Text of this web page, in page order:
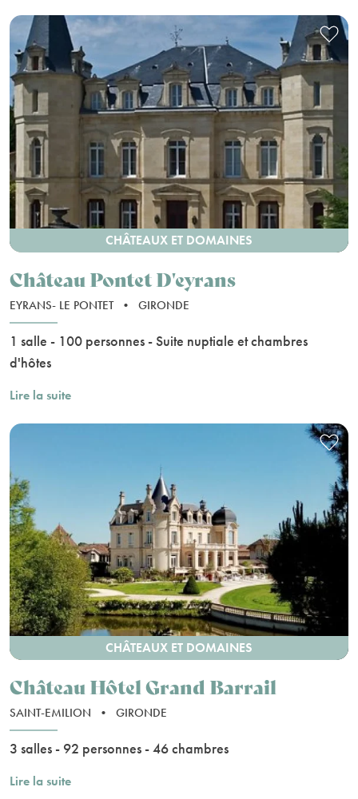
CHÂTEAUX ET DOMAINES
Château Pontet D'eyrans
EYRANS- LE PONTET • GIRONDE
1 salle - 100 personnes - Suite nuptiale et chambres
d'hôtes
Lire la suite
CHÂTEAUX ET DOMAINES
Château Hôtel Grand Barrail
SAINT-EMILION • GIRONDE
3 salles - 92 personnes - 46 chambres
Lire la suite